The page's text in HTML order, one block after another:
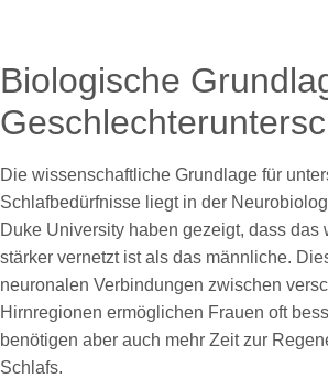
Biologische
Die wissenschaftliche Grundlage für
Schlafbedürfnisse liegt in der
Duke University haben gezeigt, dass das
stärker vernetzt ist als das männliche.
neuronalen Verbindungen zwischen
Hirnregionen ermöglichen Frauen oft
benötigen aber auch mehr Zeit zur
Schlafs.